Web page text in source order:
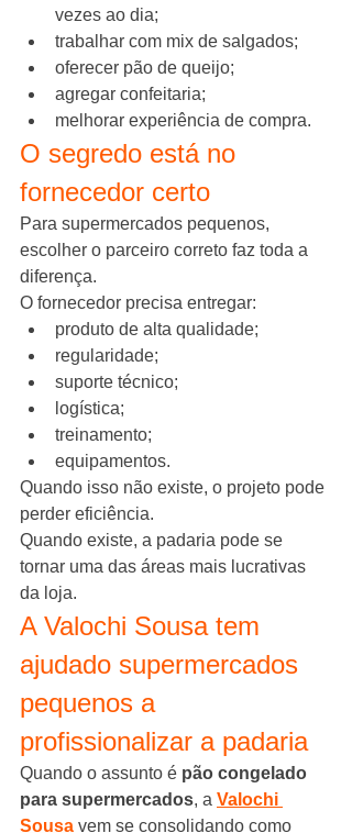
vezes ao dia;
trabalhar com mix de salgados;
oferecer pão de queijo;
agregar confeitaria;
melhorar experiência de compra.
O segredo está no
fornecedor certo
Para supermercados pequenos,
escolher o parceiro correto faz toda a
diferença.
O fornecedor precisa entregar:
produto de alta qualidade;
regularidade;
suporte técnico;
logística;
treinamento;
equipamentos.
Quando isso não existe, o projeto pode
perder eficiência.
Quando existe, a padaria pode se
tornar uma das áreas mais lucrativas
da loja.
A Valochi Sousa tem
ajudado supermercados
pequenos a
profissionalizar a padaria
Quando o assunto é pão congelado
para supermercados, a Valochi
Sousa vem se consolidando como